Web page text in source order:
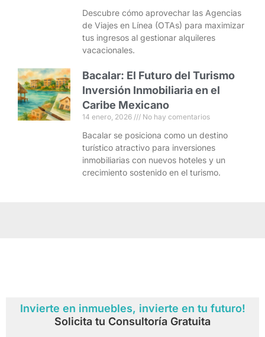
Descubre cómo aprovechar las Agencias
de Viajes en Línea (OTAs) para maximizar
tus ingresos al gestionar alquileres
vacacionales.
Bacalar: El Futuro del Turismo
Inversión Inmobiliaria en el
Caribe Mexicano
14 enero, 2026 No hay comentarios
Bacalar se posiciona como un destino
turístico atractivo para inversiones
inmobiliarias con nuevos hoteles y un
crecimiento sostenido en el turismo.
Invierte en inmuebles, invierte en tu futuro!
Solicita tu Consultoría Gratuita